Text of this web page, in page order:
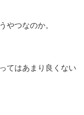
やつなのか。
てはあまり良くない